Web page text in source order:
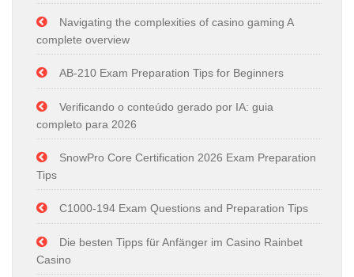
Navigating the complexities of casino gaming A
complete overview
AB-210 Exam Preparation Tips for Beginners
Verificando o conteúdo gerado por IA: guia
completo para 2026
SnowPro Core Certification 2026 Exam Preparation
Tips
C1000-194 Exam Questions and Preparation Tips
Die besten Tipps für Anfänger im Casino Rainbet
Casino